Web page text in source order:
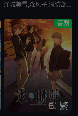
泽城美雪,森风子,诹访部顺一,诸星堇,松井惠理子,近藤隆,大原沙耶香
喜剧
已完结
繁